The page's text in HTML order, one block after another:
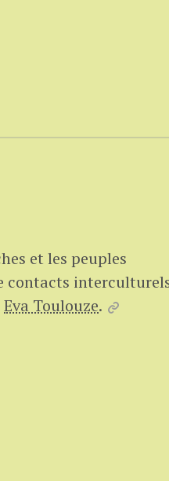
et les peuples
contacts
Eva Toulouze.